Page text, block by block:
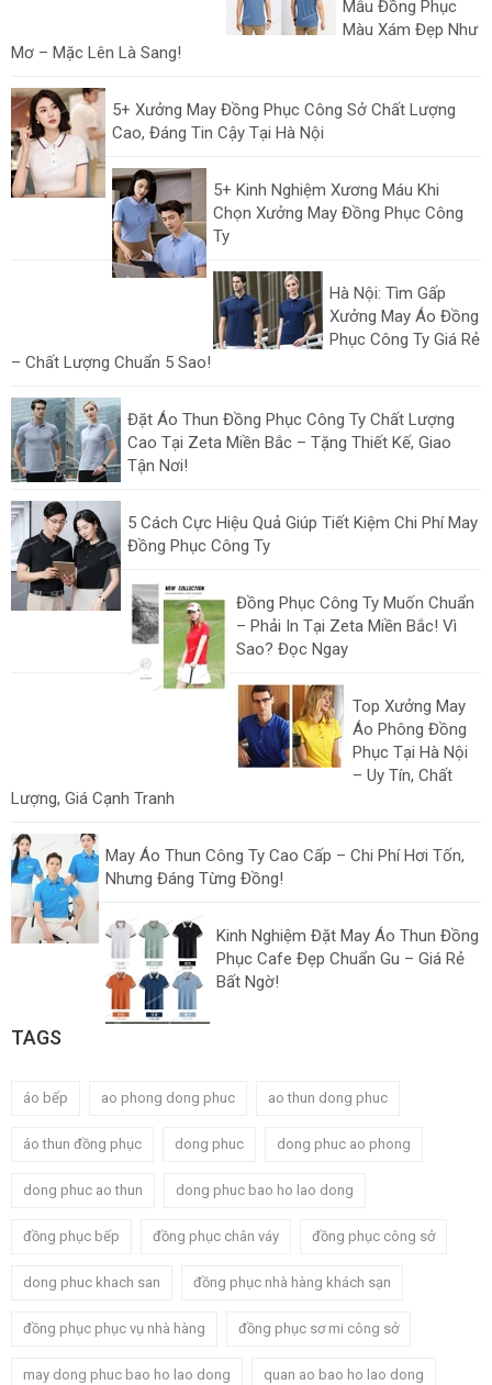
Mẫu Đồng Phục
Màu Xám Đẹp Như
Mơ – Mặc Lên Là Sang!
5+ Xưởng May Đồng Phục Công Sở Chất Lượng
Cao, Đáng Tin Cậy Tại Hà Nội
5+ Kinh Nghiệm Xương Máu Khi
Chọn Xưởng May Đồng Phục Công
Ty
Hà Nội: Tìm Gấp
Xưởng May Áo Đồng
Phục Công Ty Giá Rẻ
– Chất Lượng Chuẩn 5 Sao!
Đặt Áo Thun Đồng Phục Công Ty Chất Lượng
Cao Tại Zeta Miền Bắc – Tặng Thiết Kế, Giao
Tận Nơi!
5 Cách Cực Hiệu Quả Giúp Tiết Kiệm Chi Phí May
Đồng Phục Công Ty
Đồng Phục Công Ty Muốn Chuẩn
– Phải In Tại Zeta Miền Bắc! Vì
Sao? Đọc Ngay
Top Xưởng May
Áo Phông Đồng
Phục Tại Hà Nội
– Uy Tín, Chất
Lượng, Giá Cạnh Tranh
May Áo Thun Công Ty Cao Cấp – Chi Phí Hơi Tốn,
Nhưng Đáng Từng Đồng!
Kinh Nghiệm Đặt May Áo Thun Đồng
Phục Cafe Đẹp Chuẩn Gu – Giá Rẻ
Bất Ngờ!
TAGS
áo bếp ao phong dong phuc ao thun dong phuc
áo thun đồng phục dong phuc dong phuc ao phong
dong phuc ao thun dong phuc bao ho lao dong
đồng phục bếp đồng phục chân váy đồng phục công sở
dong phuc khach san đồng phục nhà hàng khách sạn
đồng phục phục vụ nhà hàng đồng phục sơ mi công sở
may dong phuc bao ho lao dong quan ao bao ho lao dong